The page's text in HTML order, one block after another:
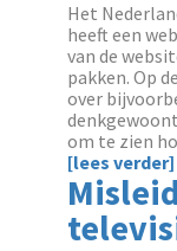
Het
heeft een
van de
pakken. Op
over
om te zien
[lees verder]